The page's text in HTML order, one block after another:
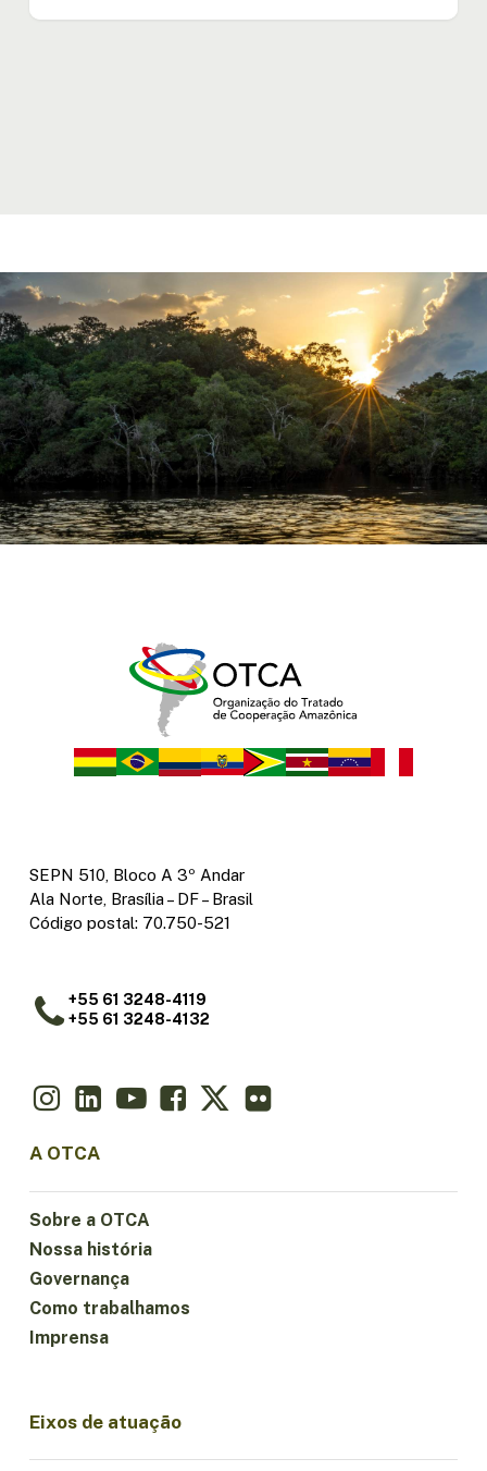
SEPN 510, Bloco A 3º Andar
Ala Norte, Brasília – DF – Brasil
Código postal: 70.750-521
+55 61 3248-4119
+55 61 3248-4132
A OTCA
Sobre a OTCA
Nossa história
Governança
Como trabalhamos
Imprensa
Eixos de atuação